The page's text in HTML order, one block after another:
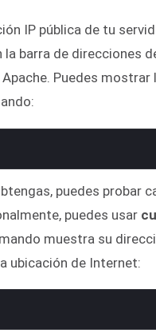
IP pública de tu
la barra de direcciones
Puedes
puedes probar
puedes usar
muestra su
ubicación de Internet: